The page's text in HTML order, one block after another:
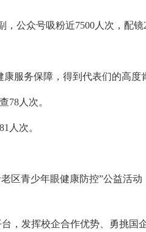
公众号吸粉近7500人次，配镜
服务保障，得到代表们的高度
78人次。
人次。
区青少年眼健康防控”公益活
，发挥校企合作优势、勇挑